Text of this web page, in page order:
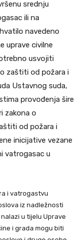
srednju
ili na
navedeno
uprave civilne
usvojiti
zaštiti od požara i
Ustavnog suda,
provođenja šire
zakona o
od požara i
inicijative vezane
vatrogasac u
i vatrogastvu
iz nadležnosti
u tijelu Uprave
i grada mogu biti